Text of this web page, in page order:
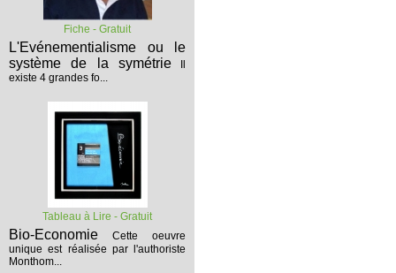
Fiche - Gratuit
L'Evénementialisme ou le
système de la symétrie
existe 4 grandes fo...
Tableau à Lire - Gratuit
Bio-Economie
Cette oeuvre
unique est réalisée par l'authoriste
Monthom...